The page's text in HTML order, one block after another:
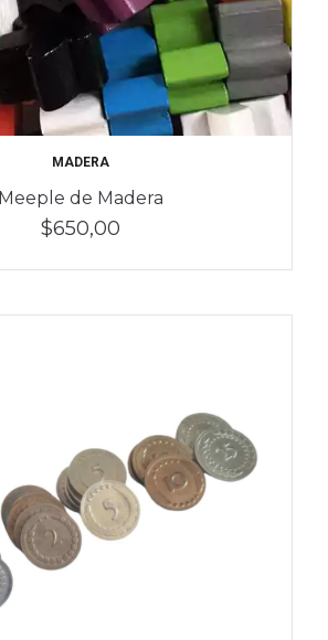
MADERA
Meeple de Madera
$650,00